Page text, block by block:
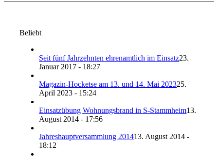
Beliebt
Seit fünf Jahrzehnten ehrenamtlich im Einsatz23.
Januar 2017 - 18:27
Magazin-Hocketse am 13. und 14. Mai 202325.
April 2023 - 15:24
Einsatzübung Wohnungsbrand in S-Stammheim13.
August 2014 - 17:56
Jahreshauptversammlung 201413. August 2014 -
18:12